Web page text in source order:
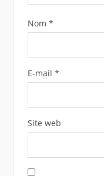
Nom *
E-mail *
Site web